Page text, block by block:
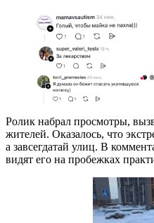
Ролик набрал просмотры,
жителей. Оказалось, что
а завсегдатай улиц. В
видят его на пробежках